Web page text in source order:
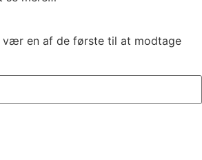
vær en af de første til at modtage